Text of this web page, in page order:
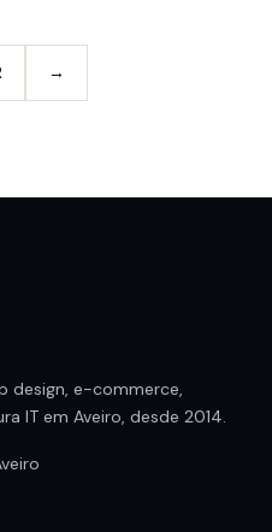
→
design, e-commerce,
IT em Aveiro, desde 2014.